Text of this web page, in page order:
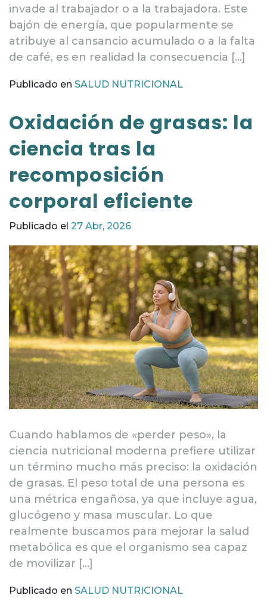
invade al trabajador o a la trabajadora. Este
bajón de energía, que popularmente se
atribuye al cansancio acumulado o a la falta
de café, es en realidad la consecuencia […]
Publicado en SALUD NUTRICIONAL
Oxidación de grasas: la
ciencia tras la
recomposición
corporal eficiente
Publicado el 27 Abr, 2026
Cuando hablamos de «perder peso», la
ciencia nutricional moderna prefiere utilizar
un término mucho más preciso: la oxidación
de grasas. El peso total de una persona es
una métrica engañosa, ya que incluye agua,
glucógeno y masa muscular. Lo que
realmente buscamos para mejorar la salud
metabólica es que el organismo sea capaz
de movilizar […]
Publicado en SALUD NUTRICIONAL